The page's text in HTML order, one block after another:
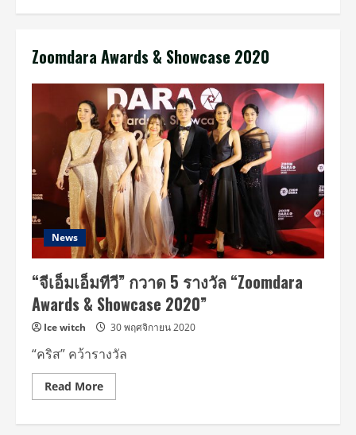
Zoomdara Awards & Showcase 2020
News
“จีเอ็มเอ็มทีวี” กวาด 5 รางวัล “Zoomdara
Awards & Showcase 2020”
Ice witch 30 พฤศจิกายน 2020
“คริส” คว้ารางวัล
Read MoreRead
more